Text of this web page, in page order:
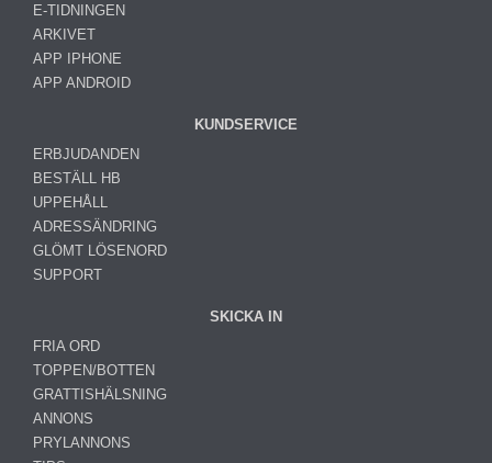
E-TIDNINGEN
ARKIVET
APP IPHONE
APP ANDROID
KUNDSERVICE
ERBJUDANDEN
BESTÄLL HB
UPPEHÅLL
ADRESSÄNDRING
GLÖMT LÖSENORD
SUPPORT
SKICKA IN
FRIA ORD
TOPPEN/BOTTEN
GRATTISHÄLSNING
ANNONS
PRYLANNONS